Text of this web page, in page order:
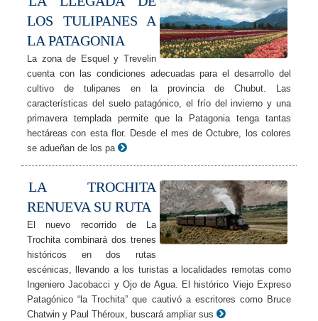
LOS TULIPANES A
LA PATAGONIA
La zona de Esquel y Trevelin
cuenta con las condiciones adecuadas para el desarrollo del
cultivo de tulipanes en la provincia de Chubut. Las
características del suelo patagónico, el frío del invierno y una
primavera templada permite que la Patagonia tenga tantas
hectáreas con esta flor. Desde el mes de Octubre, los colores
se adueñan de los pa
LA TROCHITA
RENUEVA SU RUTA
El nuevo recorrido de La
Trochita combinará dos trenes
históricos en dos rutas
escénicas, llevando a los turistas a localidades remotas como
Ingeniero Jacobacci y Ojo de Agua. El histórico Viejo Expreso
Patagónico “la Trochita” que cautivó a escritores como Bruce
Chatwin y Paul Théroux, buscará ampliar sus